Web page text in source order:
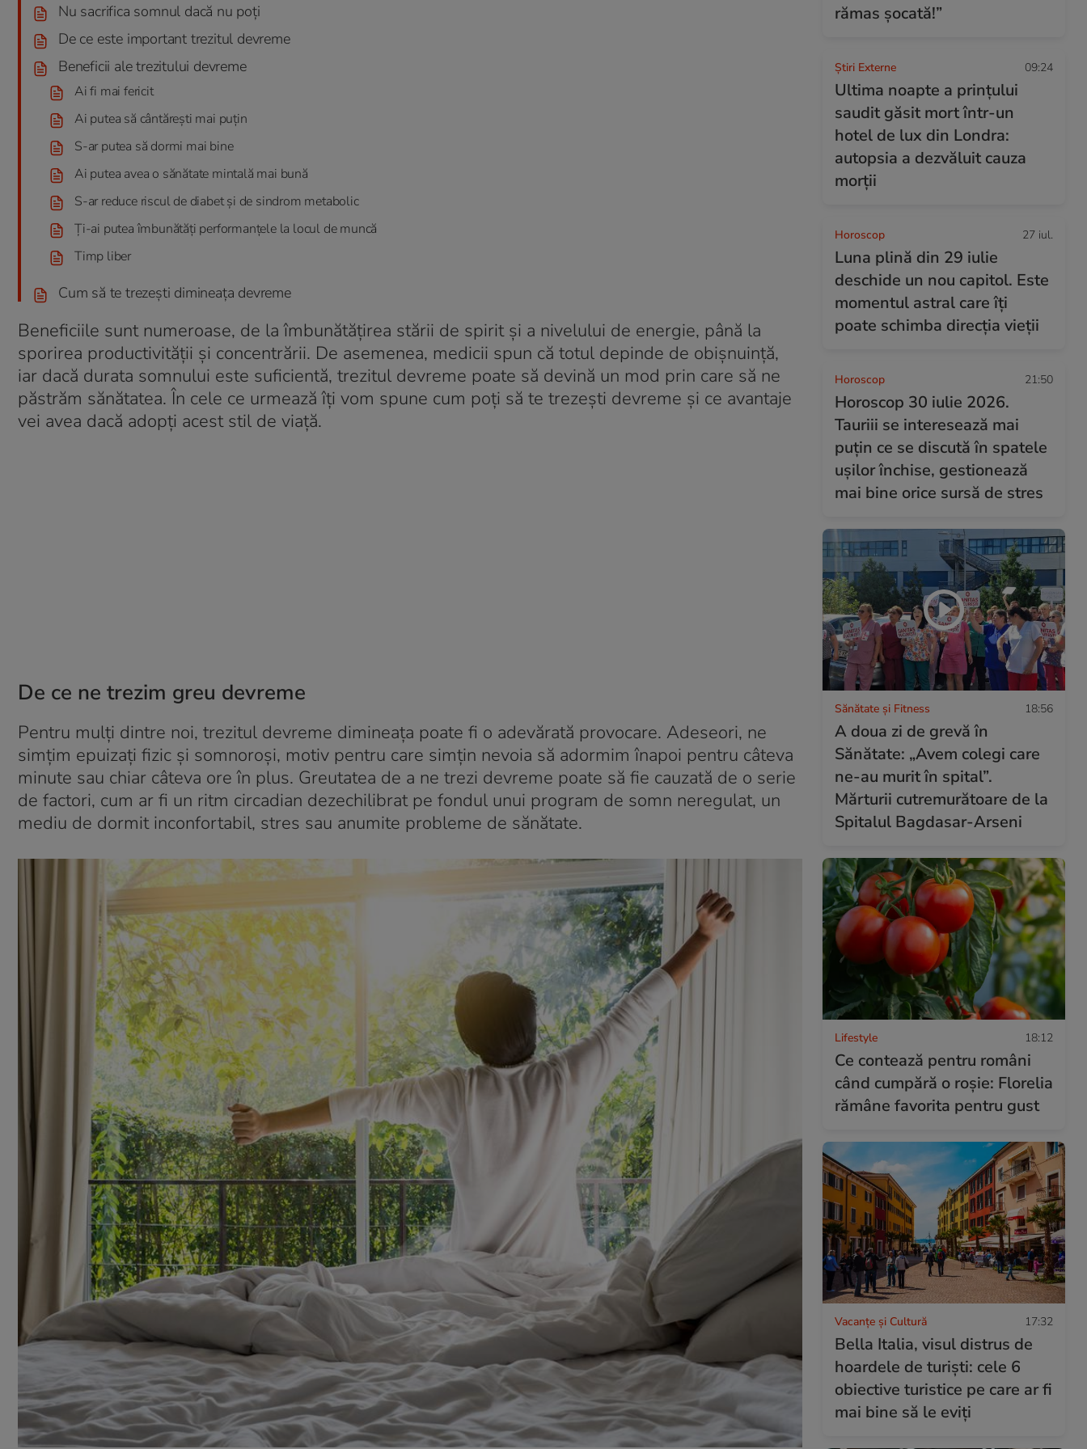
Nu sacrifica somnul dacă nu poți
De ce este important trezitul devreme
Beneficii ale trezitului devreme
Ai fi mai fericit
Ai putea să cântărești mai puțin
S-ar putea să dormi mai bine
Ai putea avea o sănătate mintală mai bună
S-ar reduce riscul de diabet și de sindrom metabolic
Ți-ai putea îmbunătăți performanțele la locul de muncă
Timp liber
Cum să te trezești dimineața devreme
Beneficiile sunt numeroase, de la îmbunătățirea stării de spirit și a nivelului de energie, până la
sporirea productivității și concentrării. De asemenea, medicii spun că totul depinde de obişnuinţă,
iar dacă durata somnului este suficientă, trezitul devreme poate să devină un mod prin care să ne
păstrăm sănătatea. În cele ce urmează îți vom spune cum poți să te trezești devreme și ce avantaje
vei avea dacă adopți acest stil de viață.
De ce ne trezim greu devreme
Pentru mulți dintre noi, trezitul devreme dimineața poate fi o adevărată provocare. Adeseori, ne
simțim epuizați fizic și somnoroși, motiv pentru care simțin nevoia să adormim înapoi pentru câteva
minute sau chiar câteva ore în plus. Greutatea de a ne trezi devreme poate să fie cauzată de o serie
de factori, cum ar fi un ritm circadian dezechilibrat pe fondul unui program de somn neregulat, un
mediu de dormit inconfortabil, stres sau anumite probleme de sănătate.
rămas șocată!”
Știri Externe 09:24
Ultima noapte a prințului
saudit găsit mort într-un
hotel de lux din Londra:
autopsia a dezvăluit cauza
morții
Horoscop 27 iul.
Luna plină din 29 iulie
deschide un nou capitol. Este
momentul astral care îți
poate schimba direcția vieții
Horoscop 21:50
Horoscop 30 iulie 2026.
Tauriii se interesează mai
puțin ce se discută în spatele
ușilor închise, gestionează
mai bine orice sursă de stres
Sănătate și Fitness 18:56
A doua zi de grevă în
Sănătate: „Avem colegi care
ne-au murit în spital”.
Mărturii cutremurătoare de la
Spitalul Bagdasar-Arseni
Lifestyle 18:12
Ce contează pentru români
când cumpără o roșie: Florelia
rămâne favorita pentru gust
Vacanțe și Cultură 17:32
Bella Italia, visul distrus de
hoardele de turiști: cele 6
obiective turistice pe care ar fi
mai bine să le eviți